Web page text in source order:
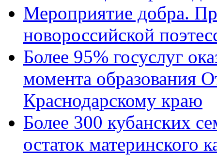
Мероприятие добра.
новороссийской
Более 95% госуслуг
момента образования
Краснодарскому краю
Более 300 кубанских
остаток материнского